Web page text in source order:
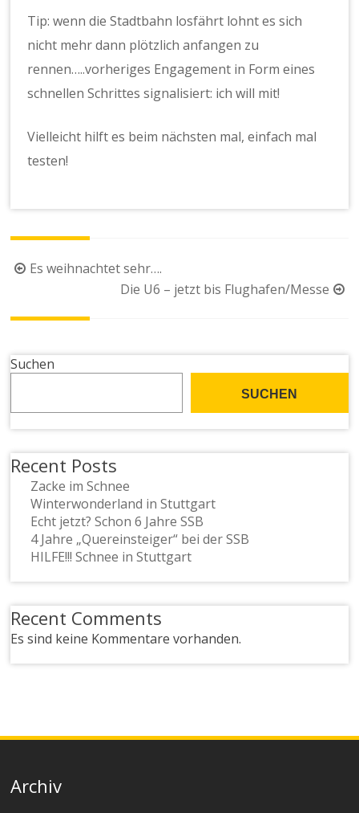
Tip: wenn die Stadtbahn losfährt lohnt es sich
nicht mehr dann plötzlich anfangen zu
rennen…..vorheriges Engagement in Form eines
schnellen Schrittes signalisiert: ich will mit!
Vielleicht hilft es beim nächsten mal, einfach mal
testen!
Beitragsnavigation
Es weihnachtet sehr….
Die U6 – jetzt bis Flughafen/Messe
Suchen
SUCHEN
Recent Posts
Zacke im Schnee
Winterwonderland in Stuttgart
Echt jetzt? Schon 6 Jahre SSB
4 Jahre „Quereinsteiger“ bei der SSB
HILFE!!! Schnee in Stuttgart
Recent Comments
Es sind keine Kommentare vorhanden.
Archiv